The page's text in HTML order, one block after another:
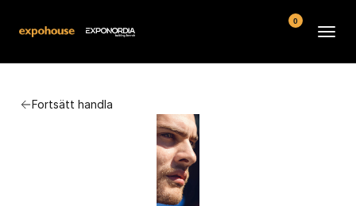
Fortsätt handla
Kontakt
Köpvillkor
0